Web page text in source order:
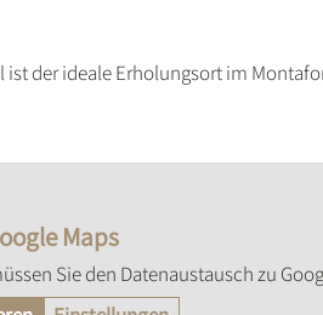
ist der ideale Erholungsort im
Maps
Sie den Datenaustausch zu